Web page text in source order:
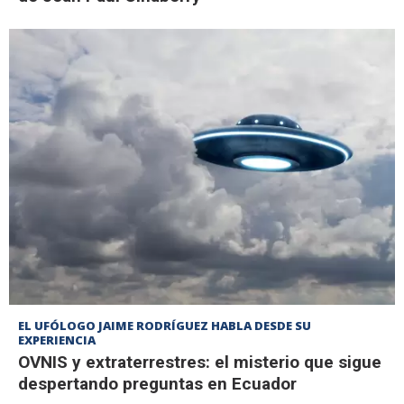
EL UFÓLOGO JAIME RODRÍGUEZ HABLA DESDE SU
EXPERIENCIA
OVNIS y extraterrestres: el misterio que sigue
despertando preguntas en Ecuador